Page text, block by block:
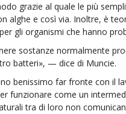
grazie al quale le più
alghe e così via. Inoltre, è
gli organismi che hanno
sostanze normalmente
batteri», — dice di Muncie.
benissimo far fronte con il
funzionare come un
tra di loro non